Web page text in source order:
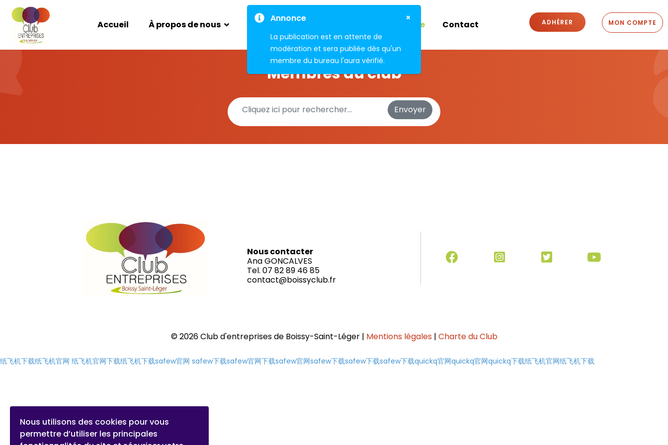
Accueil À propos de nous Évènements Annuaire Contact ADHÉRER MON COMPTE
Membres du club
Envoyer
Nous contacter
Ana GONCALVES
Tel. 07 82 89 46 85
contact@boissyclub.fr
© 2026 Club d'entreprises de Boissy-Saint-Léger | Mentions légales| Charte du Club
Nous utilisons des cookies pour vous
permettre d’utiliser les principales
纸飞机下载纸飞机官网 纸飞机官网下载纸飞机下载safew官网 safew下载safew官网下载safew官网safew下载safew下载safew下载quickq官网quickq官网quickq下载纸飞机官网纸飞机下载
×
Annonce
La publication est en attente de
modération et sera publiée dès qu'un
membre du bureau l'aura vérifié.